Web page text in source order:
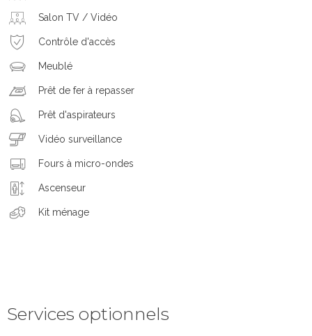
Salon TV / Vidéo
Contrôle d'accès
Meublé
Prêt de fer à repasser
Prêt d'aspirateurs
Vidéo surveillance
Fours à micro-ondes
Ascenseur
Kit ménage
Services optionnels